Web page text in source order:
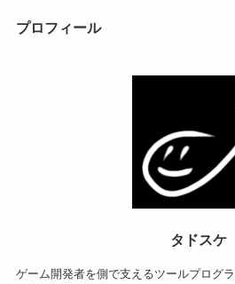
プロフィール
タドスケ
ゲーム開発者を側で支えるツールプログラ